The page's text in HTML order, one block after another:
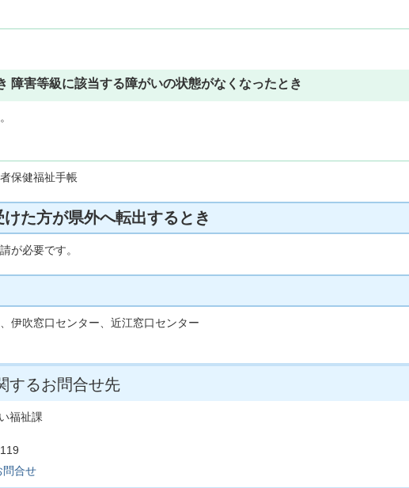
障害等級に該当する障がいの状態がなくなったとき
保健福祉手帳
た方が県外へ転出するとき
が必要です。
伊吹窓口センター、近江窓口センター
するお問合せ先
福祉課
問合せ